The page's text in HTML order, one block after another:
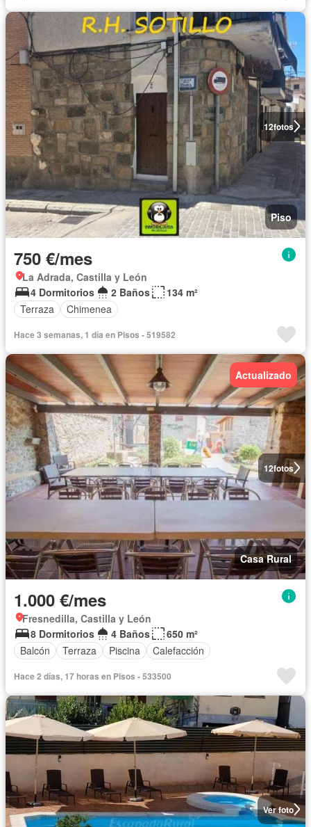
12fotos
Piso
750 €/mes
La Adrada, Castilla y León
4 Dormitorios
2 Baños
134 m²
Terraza
Chimenea
Hace 3 semanas, 1 día en Pisos - 519582
12fotos
Actualizado
Casa Rural
1.000 €/mes
Fresnedilla, Castilla y León
8 Dormitorios
4 Baños
650 m²
Balcón
Terraza Piscina Calefacción
Hace 2 días, 17 horas en Pisos - 533500
Ver foto